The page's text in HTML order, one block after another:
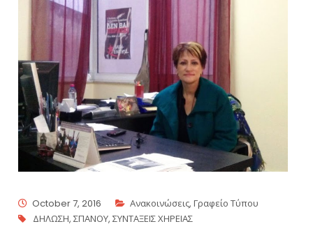
October 7, 2016 Ανακοινώσεις,Γραφείο Τύπου
ΔΗΛΩΣΗ,ΣΠΑΝΟΥ,ΣΥΝΤΑΞΕΙΣ ΧΗΡΕΙΑΣ